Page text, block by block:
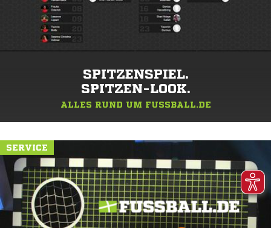
SPITZENSPIEL.
SPITZEN-LOOK.
ALLES RUND UM FUSSBALL.DE
SERVICE